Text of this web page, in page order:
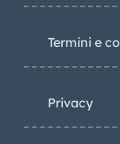
Termini e
Privacy